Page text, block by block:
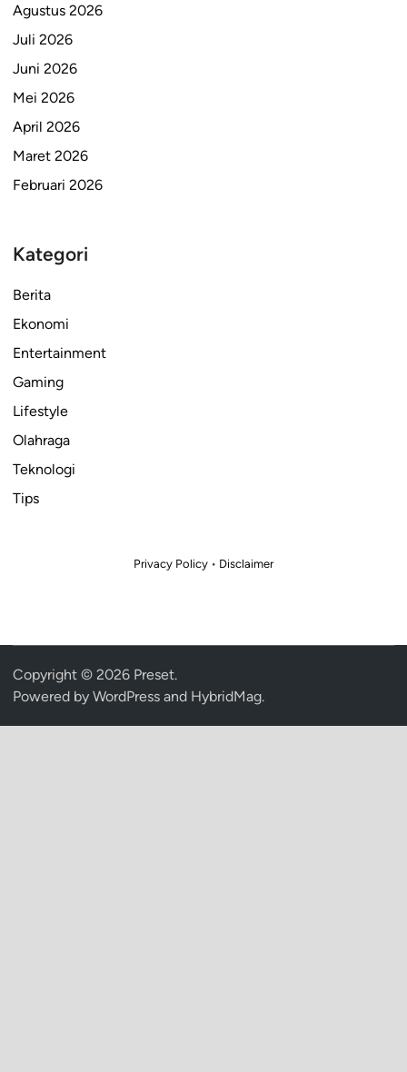
Agustus 2026
Juli 2026
Juni 2026
Mei 2026
April 2026
Maret 2026
Februari 2026
Kategori
Berita
Ekonomi
Entertainment
Gaming
Lifestyle
Olahraga
Teknologi
Tips
Privacy Policy • Disclaimer
Copyright © 2026 Preset.
Powered by WordPress and HybridMag.